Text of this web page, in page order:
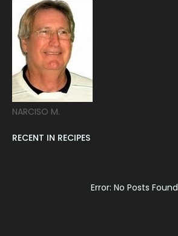
NARCISO M.
RECENT IN RECIPES
Error: No Posts Found